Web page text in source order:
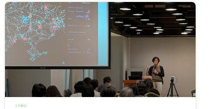
年度報告與財報
綠盟倡議
廢除核電
透明足跡
工作側記